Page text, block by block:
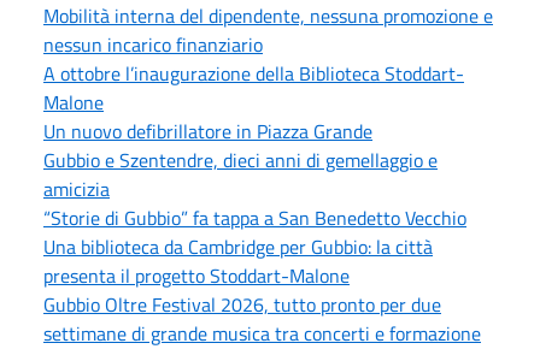
Mobilità interna del dipendente, nessuna promozione e
nessun incarico finanziario
A ottobre l’inaugurazione della Biblioteca Stoddart-
Malone
Un nuovo defibrillatore in Piazza Grande
Gubbio e Szentendre, dieci anni di gemellaggio e
amicizia
“Storie di Gubbio” fa tappa a San Benedetto Vecchio
Una biblioteca da Cambridge per Gubbio: la città
presenta il progetto Stoddart-Malone
Gubbio Oltre Festival 2026, tutto pronto per due
settimane di grande musica tra concerti e formazione